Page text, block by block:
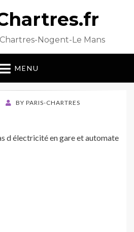
Nogent-Le Mans
MENU
BY PARIS-CHARTRES
d électricité en gare et automate